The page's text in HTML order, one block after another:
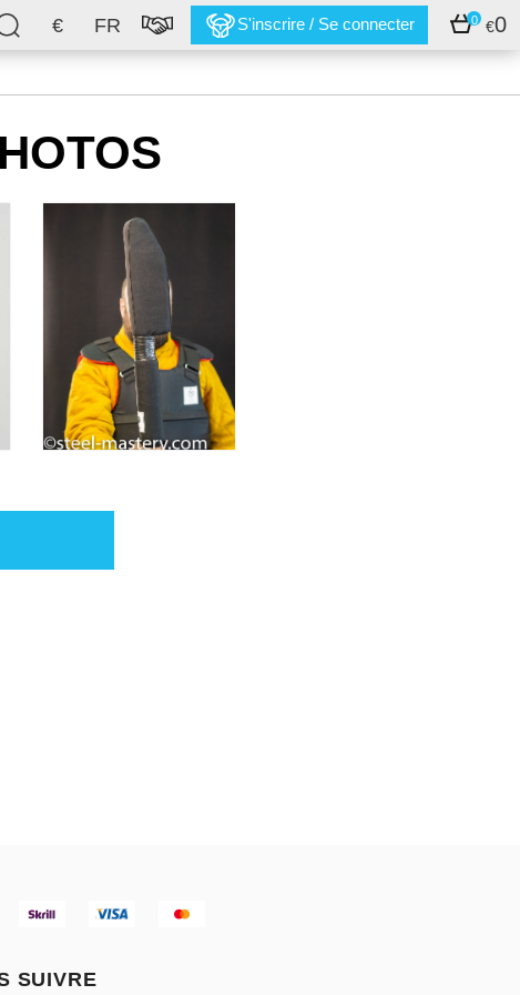
€ FR S'inscrire / Se connecter 0 €0
SUIVRE